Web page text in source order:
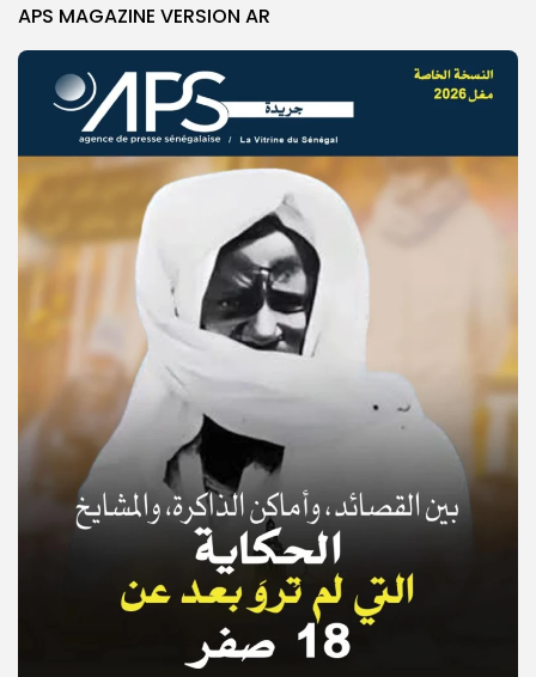
© Copyright 2025, APS
APS MAGAZINE VERSION AR